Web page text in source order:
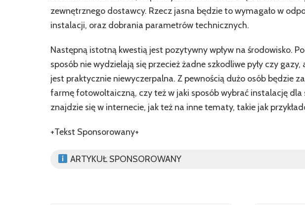
zewnętrznego dostawcy. Rzecz jasna będzie to wymagało w
instalacji, oraz dobrania parametrów technicznych.
Następną istotną kwestią jest pozytywny wpływ na środowisko.
sposób nie wydzielają się przecież żadne szkodliwe pyły czy gazy,
jest praktycznie niewyczerpalna. Z pewnością dużo osób będzie
farmę fotowoltaiczną, czy też w jaki sposób wybrać instalację dla
znajdzie się w internecie, jak też na inne tematy, takie jak
+Tekst Sponsorowany+
ARTYKUŁ SPONSOROWANY